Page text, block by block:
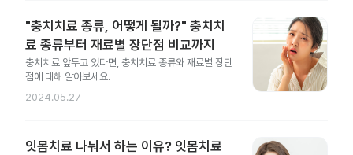
"충치치료 종류, 어떻게 될까?" 충치치
료 종류부터 재료별 장단점 비교까지
충치치료 앞두고 있다면, 충치치료 종류와 재료별 장단
점에 대해 알아보세요.
2024.05.27
잇몸치료 나눠서 하는 이유? 잇몸치료